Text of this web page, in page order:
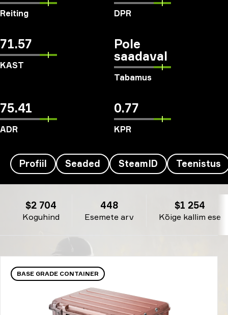
Reiting DPR
71.57
KAST
Pole
saadaval
Tabamus
75.41
ADR
0.77
KPR
Profiil Seaded SteamID Teenistus
Koguhind
$2 704
Esemete arv
448
Kõige kallim ese
$1 254
BASE GRADE CONTAINER